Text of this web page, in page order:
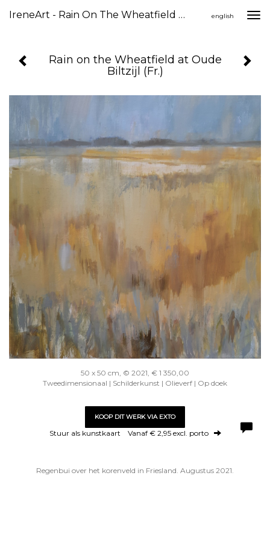
IreneArt - Rain On The Wheatfield At Oude Biltzijl (Fr.) english
Rain on the Wheatfield at Oude
Biltzijl (Fr.)
50 x 50 cm, © 2021, € 1 350,00
Tweedimensionaal | Schilderkunst | Olieverf | Op doek
KOOP DIT WERK VIA EXTO
Stuur als kunstkaart Vanaf € 2,95 excl. porto
Regenbui over het korenveld in Friesland. Augustus 2021.